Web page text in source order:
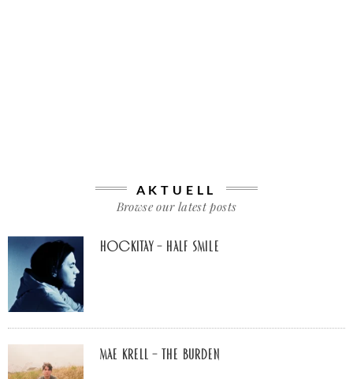
AKTUELL
Browse our latest posts
Hockitay – half smile
Mae Krell – the burden